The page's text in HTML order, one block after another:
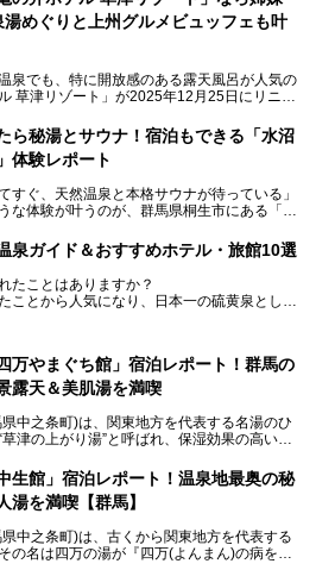
めぐりと上州グルメビュッフェも叶
泉でも、特に開放感のある露天風呂が人気の
草津リゾート」が2025年12月25日にリニュ
綺麗になって、上州グルメにこだわったビュ
アクセスはシャトルバスで楽々、さらに草津
ホテルの「草津温泉 大東舘」「亀の井ホテ
亀の井ホテル 草津リゾート」を徹底レポー
ニア・ホスピタリティ株式会社【PR】
井ホテル 草津リゾートのPR記事です。
ら秘湯とサウナ！宿泊もできる「水沼
体験レポート
すぐ、天然温泉と本格サウナが待っている」
な体験が叶うのが、群馬県桐生市にある「駅
水沼の湯」と宿泊もできる「サウナの森」、
あります。
でも特にユニークな駅直結の「水沼の湯」の
て、温泉好き、サウナー、そして電車旅好き
泉ガイド＆おすすめホテル・旅館10選
たことはありますか？
ことから人気になり、日本一の硫黄泉として
ません。
る私が実際に行ってみました！万座温泉の楽
観光地を解説します。
浴できる温泉から混浴可能な温泉まで、おす
もご紹介します！
万やまぐち館」宿泊レポート！群馬の
露天＆美肌湯を満喫
中之条町)は、関東地方を代表する名湯のひ
津の上がり湯”と呼ばれ、保湿効果の高い美
館」は、この地を代表する旅館の一つ。日帰
すが、やはり宿泊してじっくり楽しむのがベ
館内の魅力をたっぷりとご紹介します！
生館」宿泊レポート！温泉地最奥の秘
湯を満喫【群馬】
中之条町)は、古くから関東地方を代表する
の名は四万の湯が『四万(よんまん)の病を癒